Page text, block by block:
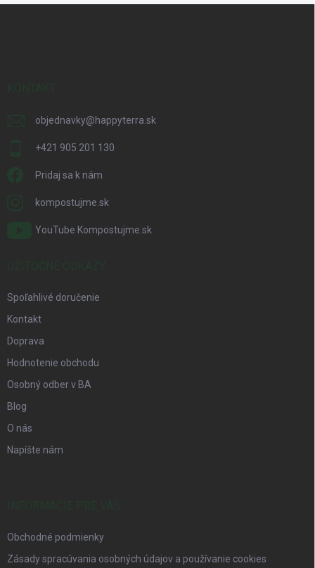
objednavky@happyterra.sk
+421 905 201 130
Pridaj sa k nám
kompostujme.sk
YouTube Kompostujme.sk
Spoľahlivé doručenie
Kontakt
Doprava
Hodnotenie obchodu
Osobný odber v BA
Blog
O nás
Napíšte nám
Obchodné podmienky
Zásady spracúvania osobných údajov a používanie cookies